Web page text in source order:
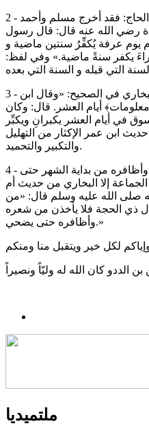
2 - صوم يوم عرفة بخصوصه لغير الحاج: فقد أخرج مسلم وأحمد
رضي الله عنه قال: قال رسول
يوم عرفة يُكفِّرُ سنتين ماضية و
يكفر سنةً ماضية.» وفي لفظ:
3 - الإكثار من الذكر: فقد قال البخاري في الصحيح: «وقال ابن
أيام العشر. قال: وكان
في أيام العشر يكبرانِ ويكبِّر
ابن عمر الإكثار من التهليل
والتكبير والتحميد.
4 - عدم أخذ المضحي من شعره وأظافره من بداية الشهر حتى
إلا البخاري من حديث أم
صلى الله عليه وسلم قال: «من
ذي الحجة فلا يأخذن من شعره
وأظافره حتى يضحي.»
الددو كان الله له وليّاً ونصيراً
ملتميديا